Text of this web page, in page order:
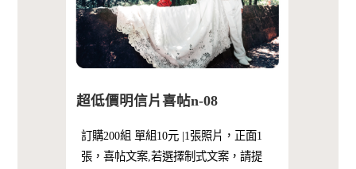
超低價明信片喜帖n-08
訂購200組 單組10元 |1張照片，正面1
張，喜帖文案,若選擇制式文案，請提